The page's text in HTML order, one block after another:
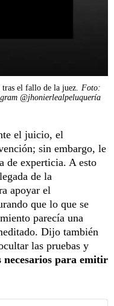
tras el fallo de la juez. Foto:
@jhonierlealpeluquería
el juicio, el
sin embargo, le
de experticia. A esto
de la
apoyar el
que lo que se
parecía una
Dijo también
las pruebas y
necesarios para emitir